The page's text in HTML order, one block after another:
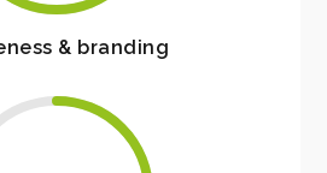
& branding